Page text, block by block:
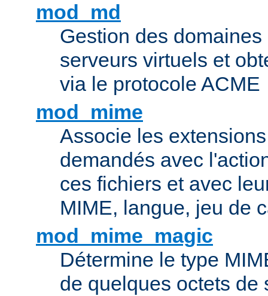
mod_md
Gestion des
serveurs virtuels et
via le protocole ACME
mod_mime
Associe les
demandés avec
ces fichiers et avec
MIME, langue, jeu de
mod_mime_magic
Détermine le type
de quelques octets de